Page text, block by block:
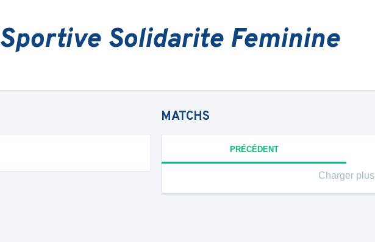
Solidarite Feminine
MATCHS
PRÉCÉDENT
Charger plus